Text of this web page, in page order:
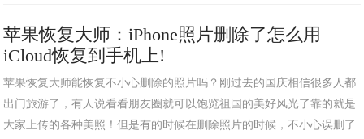
苹果恢复大师：iPhone照片删除了怎么用
iCloud恢复到手机上!
苹果恢复大师能恢复不小心删除的照片吗？刚过去的国庆相信很多人都
出门旅游了，有人说看看朋友圈就可以饱览祖国的美好风光了靠的就是
大家上传的各种美照！但是有的时候在删除照片的时候，不小心误删了